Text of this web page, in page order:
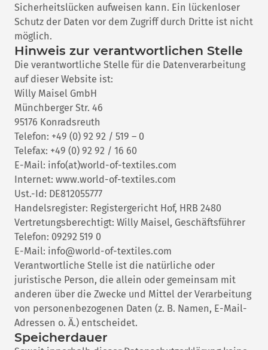
Sicherheitslücken aufweisen kann. Ein lückenloser
Schutz der Daten vor dem Zugriff durch Dritte ist nicht
möglich.
Hinweis zur verantwortlichen Stelle
Die verantwortliche Stelle für die Datenverarbeitung
auf dieser Website ist:
Willy Maisel GmbH
Münchberger Str. 46
95176 Konradsreuth
Telefon: +49 (0) 92 92 / 519 – 0
Telefax: +49 (0) 92 92 / 16 60
E-Mail: info(at)world-of-textiles.com
Internet: www.world-of-textiles.com
Ust.-Id: DE812055777
Handelsregister: Registergericht Hof, HRB 2480
Vertretungsberechtigt: Willy Maisel, Geschäftsführer
Telefon: 09292 519 0
E-Mail: info@world-of-textiles.com
Verantwortliche Stelle ist die natürliche oder
juristische Person, die allein oder gemeinsam mit
anderen über die Zwecke und Mittel der Verarbeitung
von personenbezogenen Daten (z. B. Namen, E-Mail-
Adressen o. Ä.) entscheidet.
Speicherdauer